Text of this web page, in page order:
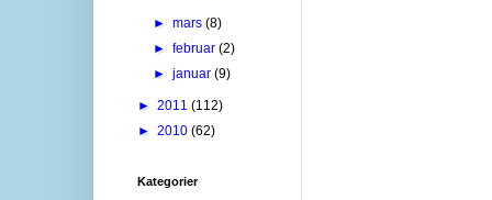
►mars(8)
►februar(2)
►januar(9)
► 2011 (112)
► 2010 (62)
Kategorier